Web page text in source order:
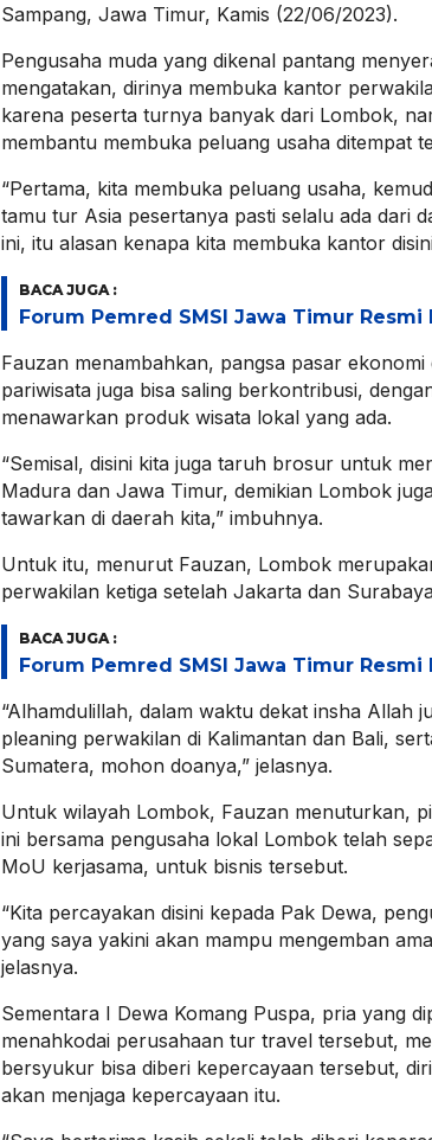
Sampang, Jawa Timur, Kamis (22/06/2023).
Pengusaha muda yang dikenal pantang
mengatakan, dirinya membuka kantor
karena peserta turnya banyak dari Lombok,
membantu membuka peluang usaha ditempat
“Pertama, kita membuka peluang usaha,
tamu tur Asia pesertanya pasti selalu ada dari
ini, itu alasan kenapa kita membuka kantor
BACA JUGA :
Forum Pemred SMSI Jawa Timur Resmi
Fauzan menambahkan, pangsa pasar ekonomi
pariwisata juga bisa saling berkontribusi,
menawarkan produk wisata lokal yang ada.
“Semisal, disini kita juga taruh brosur untuk
Madura dan Jawa Timur, demikian Lombok
tawarkan di daerah kita,” imbuhnya.
Untuk itu, menurut Fauzan, Lombok
perwakilan ketiga setelah Jakarta dan
BACA JUGA :
Forum Pemred SMSI Jawa Timur Resmi
“Alhamdulillah, dalam waktu dekat insha Allah
pleaning perwakilan di Kalimantan dan Bali,
Sumatera, mohon doanya,” jelasnya.
Untuk wilayah Lombok, Fauzan menuturkan,
ini bersama pengusaha lokal Lombok telah
MoU kerjasama, untuk bisnis tersebut.
“Kita percayakan disini kepada Pak Dewa,
yang saya yakini akan mampu mengemban
jelasnya.
Sementara I Dewa Komang Puspa, pria yang
menahkodai perusahaan tur travel tersebut,
bersyukur bisa diberi kepercayaan tersebut,
akan menjaga kepercayaan itu.